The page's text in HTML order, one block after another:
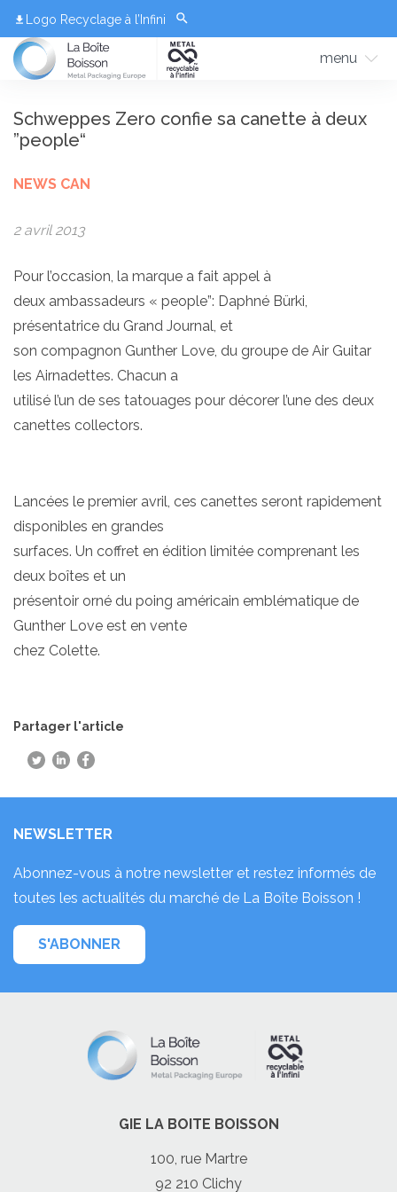
Logo Recyclage à l’Infini
menu
Schweppes Zero confie sa canette à deux
”people“
NEWS CAN
2 avril 2013
Pour l’occasion, la marque a fait appel à
deux ambassadeurs « people”: Daphné Bürki,
présentatrice du Grand Journal, et
son compagnon Gunther Love, du groupe de Air Guitar
les Airnadettes. Chacun a
utilisé l’un de ses tatouages pour décorer l’une des deux
canettes collectors.
Lancées le premier avril, ces canettes seront rapidement
disponibles en grandes
surfaces. Un coffret en édition limitée comprenant les
deux boîtes et un
présentoir orné du poing américain emblématique de
Gunther Love est en vente
chez Colette.
Partager l'article
NEWSLETTER
Abonnez-vous à notre newsletter et restez informés de
toutes les actualités du marché de La Boîte Boisson !
S'ABONNER
GIE LA BOITE BOISSON
100, rue Martre
92 210 Clichy